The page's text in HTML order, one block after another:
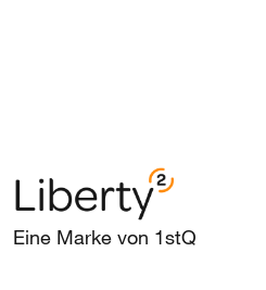
Eine Marke von 1stQ